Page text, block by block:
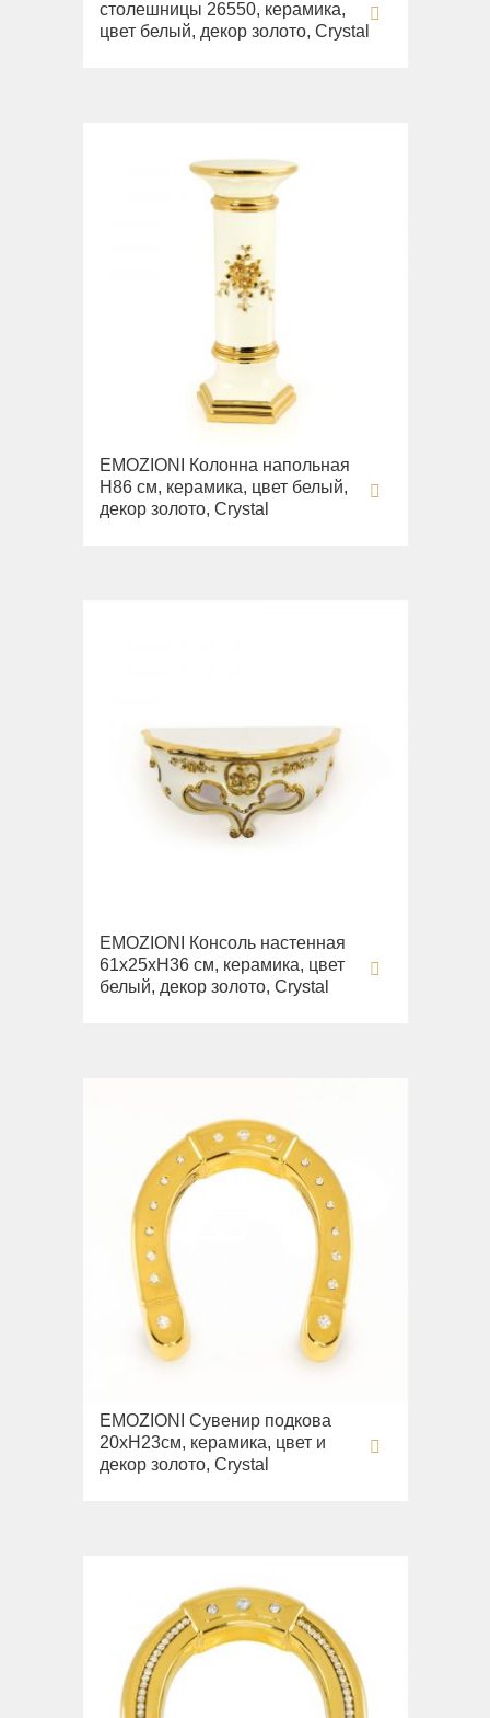
столешницы 26550, керамика,
цвет белый, декор золото, Crystal
EMOZIONI Колонна напольная
Н86 см, керамика, цвет белый,
декор золото, Crystal
EMOZIONI Консоль настенная
61х25хН36 см, керамика, цвет
белый, декор золото, Crystal
EMOZIONI Сувенир подкова
20хН23см, керамика, цвет и
декор золото, Crystal